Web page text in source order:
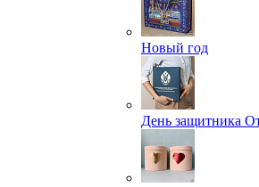
Новый год
День защитника